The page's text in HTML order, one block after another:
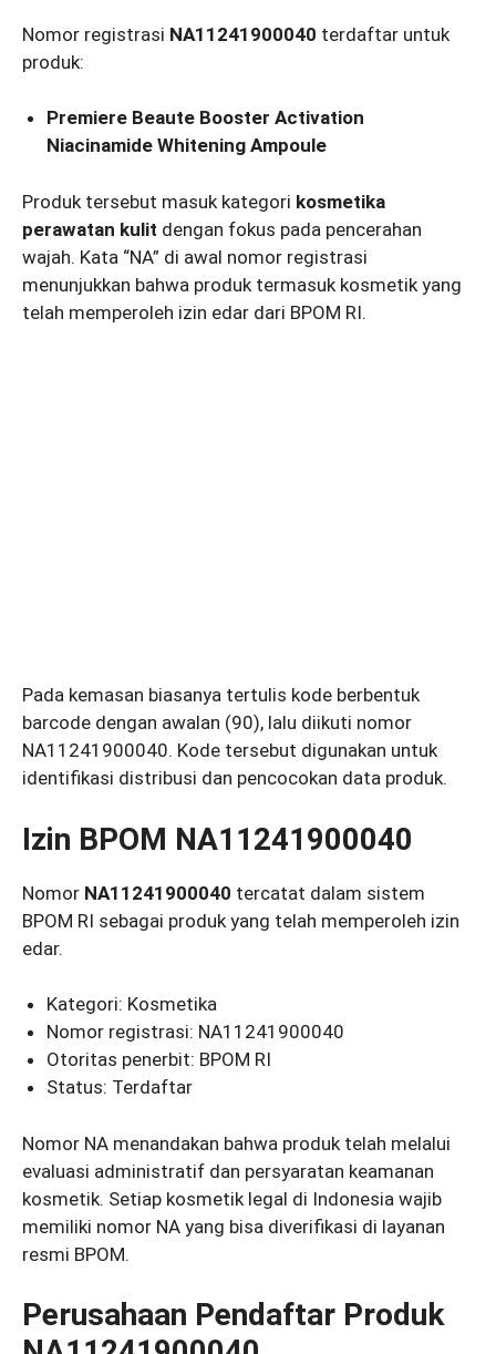
Nomor registrasi NA11241900040 terdaftar untuk
produk:
Premiere Beaute Booster Activation
Niacinamide Whitening Ampoule
Produk tersebut masuk kategori kosmetika
perawatan kulit dengan fokus pada pencerahan
wajah. Kata “NA” di awal nomor registrasi
menunjukkan bahwa produk termasuk kosmetik yang
telah memperoleh izin edar dari BPOM RI.
Pada kemasan biasanya tertulis kode berbentuk
barcode dengan awalan (90), lalu diikuti nomor
NA11241900040. Kode tersebut digunakan untuk
identifikasi distribusi dan pencocokan data produk.
Izin BPOM NA11241900040
Nomor NA11241900040 tercatat dalam sistem
BPOM RI sebagai produk yang telah memperoleh izin
edar.
Kategori: Kosmetika
Nomor registrasi: NA11241900040
Otoritas penerbit: BPOM RI
Status: Terdaftar
Nomor NA menandakan bahwa produk telah melalui
evaluasi administratif dan persyaratan keamanan
kosmetik. Setiap kosmetik legal di Indonesia wajib
memiliki nomor NA yang bisa diverifikasi di layanan
resmi BPOM.
Perusahaan Pendaftar Produk